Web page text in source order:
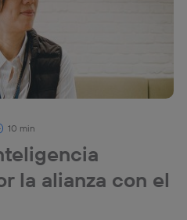
10 min
la alianza con el